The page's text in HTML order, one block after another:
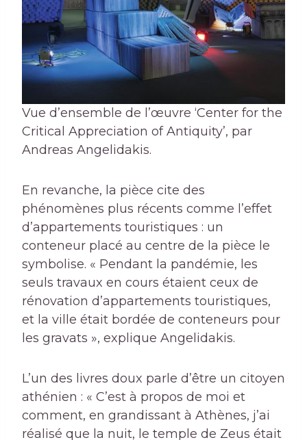
Vue d’ensemble de l’œuvre ‘Center for the
Critical Appreciation of Antiquity’, par
Andreas Angelidakis.
En revanche, la pièce cite des
phénomènes plus récents comme l’effet
d’appartements touristiques : un
conteneur placé au centre de la pièce le
symbolise. « Pendant la pandémie, les
seuls travaux en cours étaient ceux de
rénovation d’appartements touristiques,
et la ville était bordée de conteneurs pour
les gravats », explique Angelidakis.
L’un des livres doux parle d’être un citoyen
athénien : « C’est à propos de moi et
comment, en grandissant à Athènes, j’ai
réalisé que la nuit, le temple de Zeus était